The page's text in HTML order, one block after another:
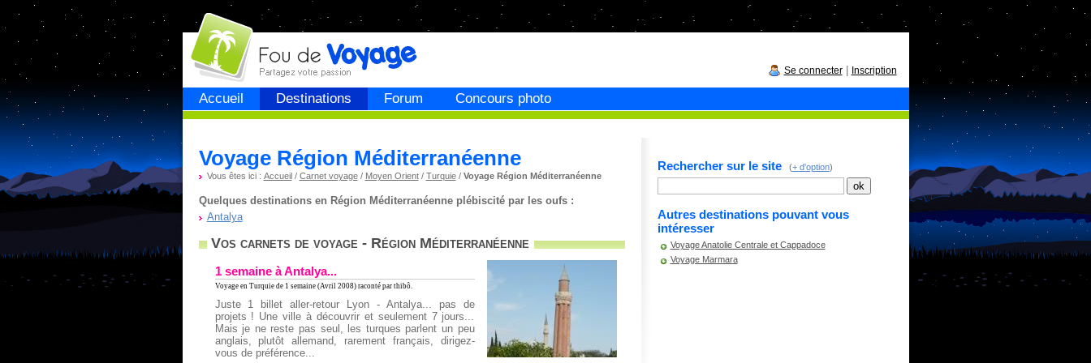
Accueil Destinations Forum Concours photo
Fou devoyage
Se connecter| Inscription
Voyage Région Méditerranéenne
Vous êtes ici : Accueil/ Carnet voyage/ Moyen Orient/ Turquie/ Voyage Région Méditerranéenne
Quelques destinations en Région Méditerranéenne plébiscité par les oufs :
Antalya
Vos carnets de voyage - Région Méditerranéenne
1 semaine à Antalya...
Voyage en Turquiede 1 semaine (Avril 2008) raconté par thibô.
Juste 1 billet aller-retour Lyon - Antalya... pas de
projets ! Une ville à découvrir et seulement 7 jours...
Mais je ne reste pas seul, les turques parlent un peu
anglais, plutôt allemand, rarement français, dirigez-
vous de préférence...
Rechercher sur le site (+ d'option)
Autres destinations pouvant vous
intéresser
Voyage Anatolie Centrale et Cappadoce
Voyage Marmara